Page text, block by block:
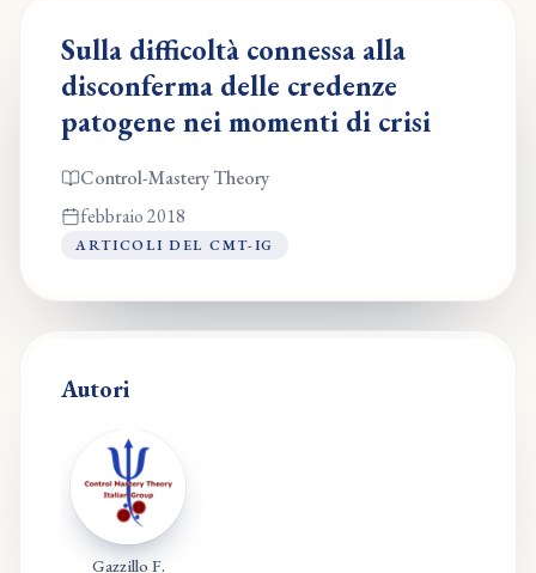
Sulla difficoltà connessa alla
disconferma delle credenze
patogene nei momenti di crisi
Control-Mastery Theory
febbraio 2018
ARTICOLI DEL CMT-IG
Autori
Gazzillo F.